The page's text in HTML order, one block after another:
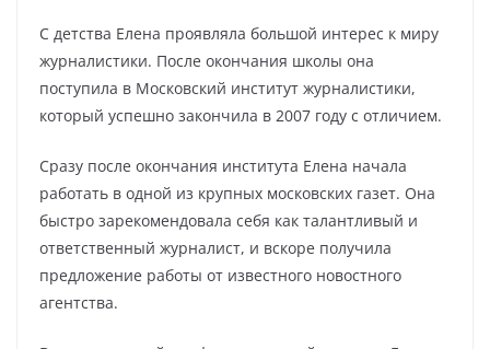
С детства Елена проявляла большой интерес к миру
журналистики. После окончания школы она
поступила в Московский институт журналистики,
который успешно закончила в 2007 году с отличием.
Сразу после окончания института Елена начала
работать в одной из крупных московских газет. Она
быстро зарекомендовала себя как талантливый и
ответственный журналист, и вскоре получила
предложение работы от известного новостного
агентства.